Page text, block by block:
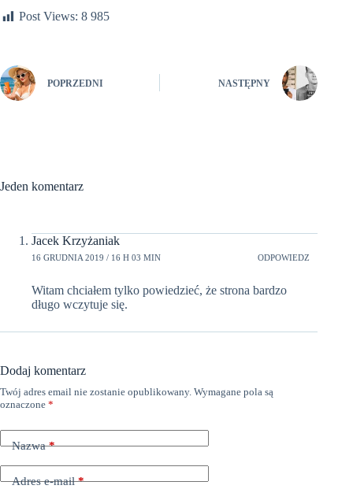
Post Views: 8 985
POPRZEDNI NASTĘPNY
Jeden komentarz
Jacek Krzyżaniak
16 GRUDNIA 2019 / 16 H 03 MIN ODPOWIEDZ
Witam chciałem tylko powiedzieć, że strona bardzo
długo wczytuje się.
Dodaj komentarz
Twój adres email nie zostanie opublikowany. Wymagane pola są
oznaczone *
Nazwa*
Adres e-mail*